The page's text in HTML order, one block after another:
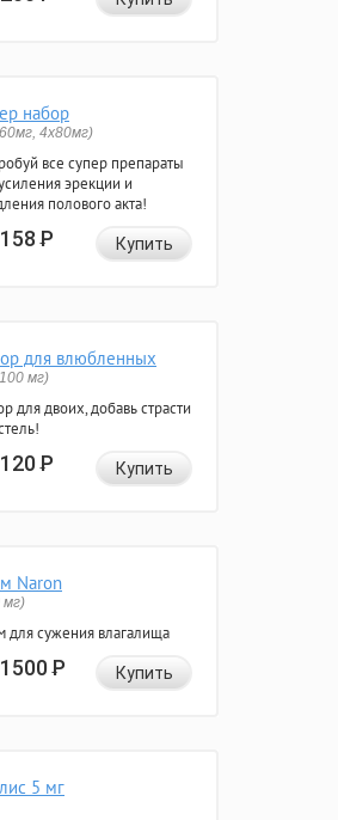
набор
4х80мг)
все супер препараты
эрекции и
полового акта!
Р Купить
для влюбленных
мг)
для двоих, добавь страсти
Р Купить
Naron
мг)
для сужения влагалища
Р Купить
5 мг